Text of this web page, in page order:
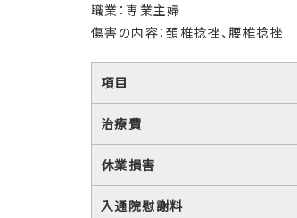
職業：専業主婦
傷害の内容：頚椎捻挫、腰椎捻挫
項目
治療費
休業損害
入通院慰謝料